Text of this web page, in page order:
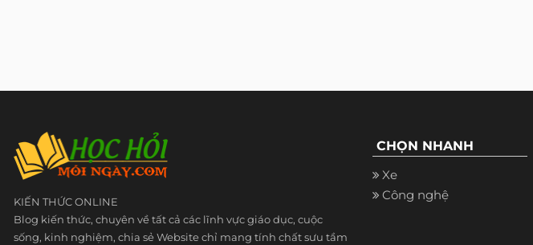
KIẾN THỨC ONLINE
Blog kiến thức, chuyên về tất cả các lĩnh vực giáo dục, cuộc
sống, kinh nghiệm, chia sẻ Website chỉ mang tính chất sưu tầm
CHỌN NHANH
Xe
Công nghệ